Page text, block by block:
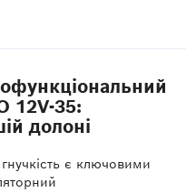
12V-35:
долоні
гнучкість є ключовими